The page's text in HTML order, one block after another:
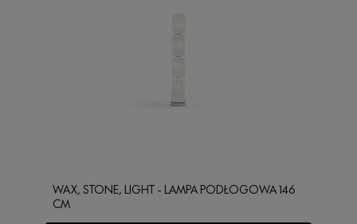
WAX, STONE, LIGHT - LAMPA PODŁOGOWA 146
CM